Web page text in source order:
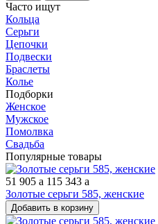
Часто ищут
Кольца
Серьги
Цепочки
Подвески
Браслеты
Колье
Подборки
Женское
Мужское
Помолвка
Свадьба
Популярные товары
51 905 a 115 343 a
Золотые серьги 585, женские
Добавить в корзину